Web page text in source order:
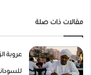
مقالات ذات صلة
عروبة